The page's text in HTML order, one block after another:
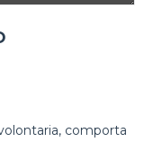
comporta